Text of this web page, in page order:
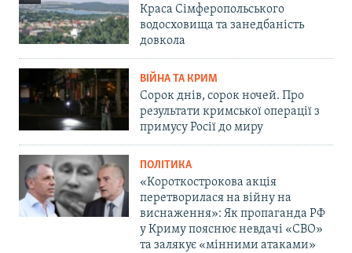
Краса Сімферопольського
водосховища та занедбаність
довкола
ВІЙНА ТА КРИМ
Сорок днів, сорок ночей. Про
результати кримської операції з
примусу Росії до миру
ПОЛІТИКА
«Короткострокова акція
перетворилася на війну на
виснаження»: Як пропаганда РФ
у Криму пояснює невдачі «СВО»
та залякує «мінними атаками»